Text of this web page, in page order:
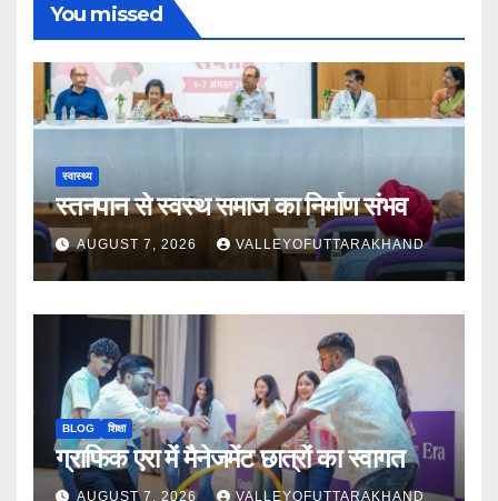
You missed
स्वास्थ्य
स्तनपान से स्वस्थ समाज का निर्माण संभव
AUGUST 7, 2026 VALLEYOFUTTARAKHAND
BLOG शिक्षा
ग्राफिक एरा में मैनेजमेंट छात्रों का स्वागत
AUGUST 7, 2026 VALLEYOFUTTARAKHAND